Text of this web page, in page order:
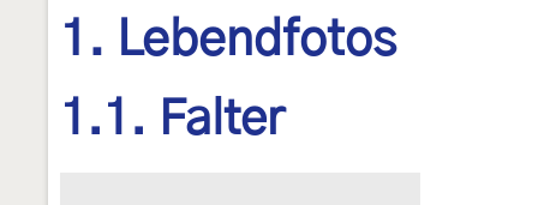
1. Lebendfotos
1.1. Falter